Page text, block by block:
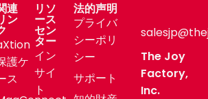
連
ン
護ケ
ス
リソ
ース
セン
ター
イン
サイ
ト
法的声明
プライバ
シーポリ
シー
サポート
The Joy
Factory,
Inc.